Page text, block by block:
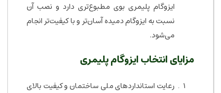
ایزوگام پلیمری بوی مطبوع‌تری دارد و نصب آن
نسبت به ایزوگام دمیده آسان‌تر و با کیفیت‌تر انجام
می‌شود.
مزایای انتخاب ایزوگام پلیمری
رعایت استانداردهای ملی ساختمان و کیفیت بالای